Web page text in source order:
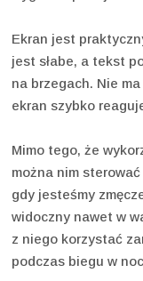
Ekran jest
jest słabe, a tekst
na brzegach. Nie
ekran szybko
Mimo tego, że
można nim
gdy jesteśmy
widoczny nawet w
z niego korzystać
podczas biegu w